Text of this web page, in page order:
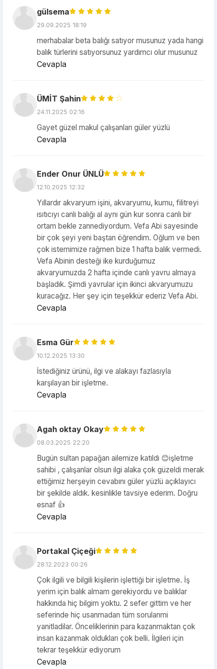
gülsema
29.09.2025 18:19
merhabalar beta balığı satıyor musunuz yada hangi
balık türlerini satıyorsunuz yardımcı olur musunuz
Cevapla
ÜMİT Şahin
24.11.2025 02:16
Gayet güzel makul çalışanları güler yüzlü
Cevapla
Ender Onur ÜNLÜ
12.10.2025 12:32
Yıllardır akvaryum işini, akvaryumu, kumu, filitreyi
ısıtıcıyı canlı balığı al aynı gün kur sonra canlı bir
ortam bekle zannediyordum. Vefa Abi sayesinde
bir çok şeyi yeni baştan öğrendim. Oğlum ve ben
çok istemimize rağmen bize 1 hafta balık vermedi.
Vefa Abinin desteği ike kurduğumuz
akvaryumuzda 2 hafta içinde canlı yavru almaya
başladık. Şimdi yavrular için ikinci akvaryumuzu
kuracağız. Her şey için teşekkür ederiz Vefa Abi.
Cevapla
Esma Gür
10.12.2025 13:30
İstediğiniz ürünü, ilgi ve alakayı fazlasıyla
karşılayan bir işletme.
Cevapla
Agah oktay Okay
08.03.2025 22:20
Bugün sultan papağan ailemize katıldı 😊işletme
sahibi , çalışanlar olsun ilgi alaka çok güzeldi merak
ettiğimiz herşeyin cevabını güler yüzlü açıklayıcı
bir şekilde aldık. kesinlikle tavsiye ederim. Doğru
esnaf 👍
Cevapla
Portakal Çiçeği
28.12.2023 00:26
Çok ilgili ve bilgili kişilerin işlettiği bir işletme. İş
yerim için balık almam gerekiyordu ve balıklar
hakkında hiç bilgim yoktu. 2 sefer gittim ve her
seferinde hiç usanmadan tüm sorularımi
yanitladilar. Önceliklerinin para kazanmaktan çok
insan kazanmak oldukları çok belli. İlgileri için
tekrar teşekkür ediyorum
Cevapla